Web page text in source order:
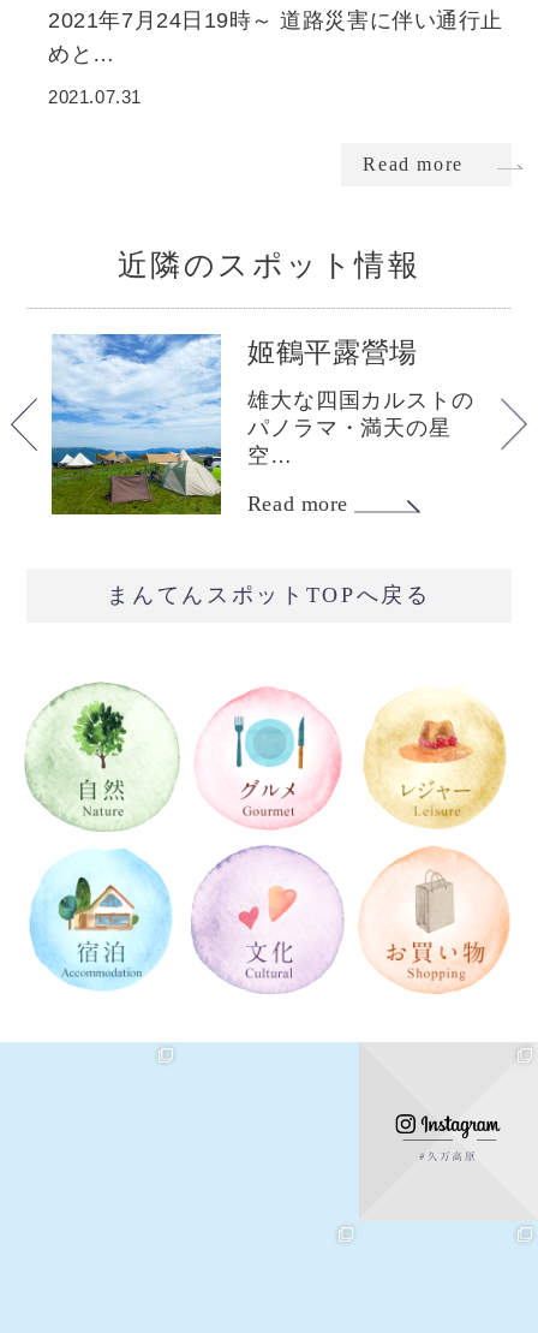
2021年7月24日19時～ 道路災害に伴い通行止
めと…
2021.07.31
Read more
近隣のスポット情報
姬鶴平露營場
雄大な四国カルストの
パノラマ・満天の星
空…
Read more
まんてんスポットTOPへ戻る